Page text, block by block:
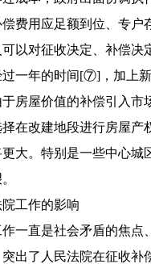
费用应足额到位、专
以对征收决定、补偿
过一年的时间[⑦]，加上
房屋价值的补偿引入
在改建地段进行房屋
大。特别是一些中心
工作的影响
直是社会矛盾的焦点
出了人民法院在征收